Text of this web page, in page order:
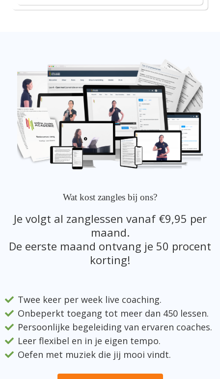
Wat kost zangles bij ons?
Je volgt al zanglessen vanaf €9,95 per
maand.
De eerste maand ontvang je 50 procent
korting!
Twee keer per week live coaching.
Onbeperkt toegang tot meer dan 450 lessen.
Persoonlijke begeleiding van ervaren coaches.
Leer flexibel en in je eigen tempo.
Oefen met muziek die jij mooi vindt.